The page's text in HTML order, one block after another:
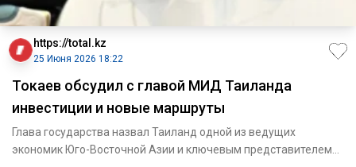
https://total.kz
25 Июня 2026 18:22
Токаев обсудил с главой МИД Таиланда
инвестиции и новые маршруты
Глава государства назвал Таиланд одной из ведущих
экономик Юго-Восточной Азии и ключевым представителем